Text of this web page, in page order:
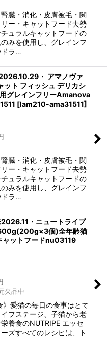
臓・消化・皮膚被毛・関
ー・キャットフード去勢
ュラルキャットフードの
みを使用し、グレインフ
ドラ…
・ アマノヴァ
ット フィッシュ デリカシ
グレインフリーAmanova
[lam210-ama31511]
臓・消化・皮膚被毛・関
ー・キャットフード去勢
ュラルキャットフードの
みを使用し、グレインフ
ドラ…
・ニュートライプ
個)全年齢猫
ャットフードnu03119
欠品中
》愛猫の毎日の食事はとて
フステージ、子猫から老
養食のNUTRIPE エッセ
ズすべてのレシピは、ト